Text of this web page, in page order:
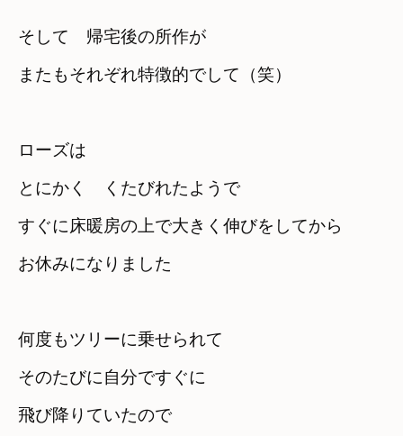
そして　帰宅後の所作が
またもそれぞれ特徴的でして（笑）
ローズは
とにかく　くたびれたようで
すぐに床暖房の上で大きく伸びをしてから
お休みになりました
何度もツリーに乗せられて
そのたびに自分ですぐに
飛び降りていたので